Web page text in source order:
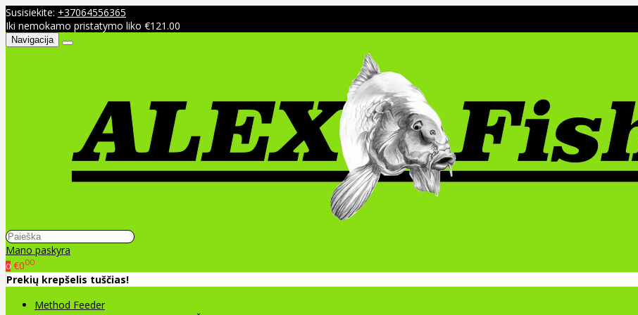
Susisiekite: +37064556365
Iki nemokamo pristatymo liko €121.00
Navigacija
Mano paskyra
0 €000
Prekių krepšelis tuščias!
Method Feeder